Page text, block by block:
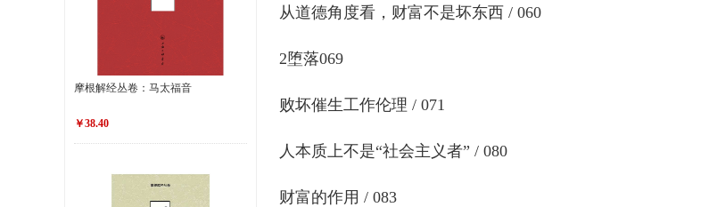
摩根解经丛卷：马太福音
￥38.40
从道德角度看，财富不是坏东西 / 060
2堕落069
败坏催生工作伦理 / 071
人本质上不是“社会主义者” / 080
财富的作用 / 083